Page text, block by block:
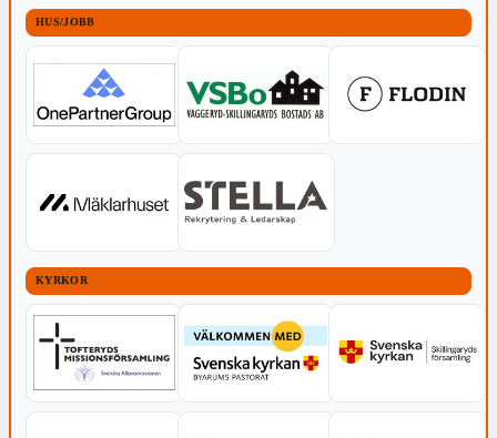
HUS/JOBB
KYRKOR